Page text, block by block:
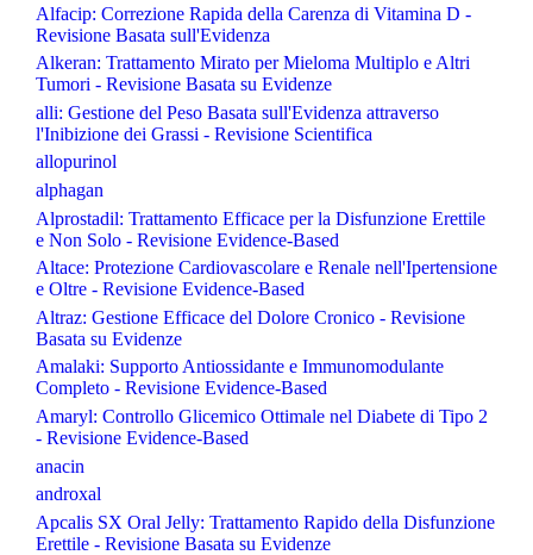
Alfacip: Correzione Rapida della Carenza di Vitamina D -
Revisione Basata sull'Evidenza
Alkeran: Trattamento Mirato per Mieloma Multiplo e Altri
Tumori - Revisione Basata su Evidenze
alli: Gestione del Peso Basata sull'Evidenza attraverso
l'Inibizione dei Grassi - Revisione Scientifica
allopurinol
alphagan
Alprostadil: Trattamento Efficace per la Disfunzione Erettile
e Non Solo - Revisione Evidence-Based
Altace: Protezione Cardiovascolare e Renale nell'Ipertensione
e Oltre - Revisione Evidence-Based
Altraz: Gestione Efficace del Dolore Cronico - Revisione
Basata su Evidenze
Amalaki: Supporto Antiossidante e Immunomodulante
Completo - Revisione Evidence-Based
Amaryl: Controllo Glicemico Ottimale nel Diabete di Tipo 2
- Revisione Evidence-Based
anacin
androxal
Apcalis SX Oral Jelly: Trattamento Rapido della Disfunzione
Erettile - Revisione Basata su Evidenze